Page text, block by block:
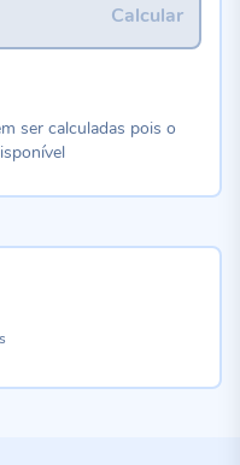
Calcular
ser calculadas pois o